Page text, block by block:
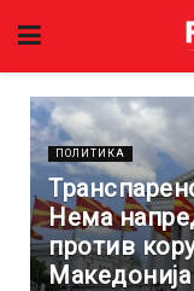
ПОЛИТИКА
Нема
против
Македонија